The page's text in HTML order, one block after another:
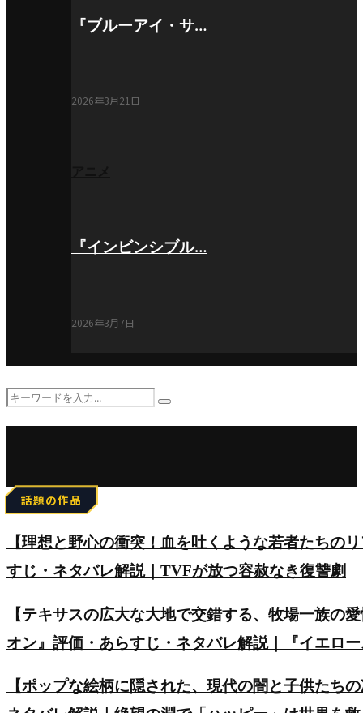
『ブルーアイ・サ…
2026年3月21日
『インビンシブル…
2026年3月7日
Search
Search
話題の作品
【理想と野心の衝突！血を吐くような若者たちの
すじ・ネタバレ解説｜TVFが放つ容赦なき復讐劇
【テキサスの広大な大地で交錯する、牧場一族の
オン』評価・あらすじ・ネタバレ解説｜『イエロ
【ポップな絵柄に隠された、現代の闇と子供たち